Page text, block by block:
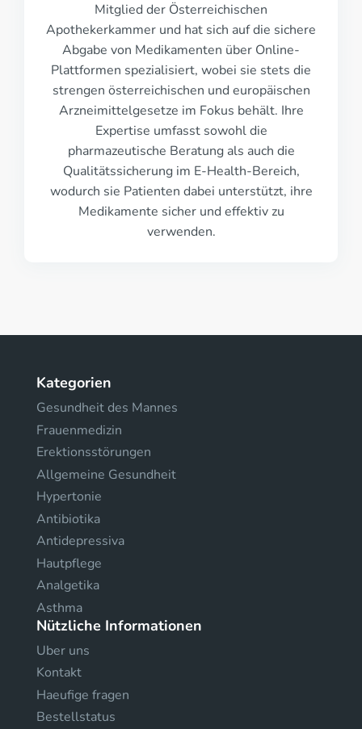
Mitglied der Österreichischen
Apothekerkammer und hat sich auf die sichere
Abgabe von Medikamenten über Online-
Plattformen spezialisiert, wobei sie stets die
strengen österreichischen und europäischen
Arzneimittelgesetze im Fokus behält. Ihre
Expertise umfasst sowohl die
pharmazeutische Beratung als auch die
Qualitätssicherung im E-Health-Bereich,
wodurch sie Patienten dabei unterstützt, ihre
Medikamente sicher und effektiv zu
verwenden.
Kategorien
Gesundheit des Mannes
Frauenmedizin
Erektionsstörungen
Allgemeine Gesundheit
Hypertonie
Antibiotika
Antidepressiva
Hautpflege
Analgetika
Asthma
Nützliche Informationen
Uber uns
Kontakt
Haeufige fragen
Bestellstatus